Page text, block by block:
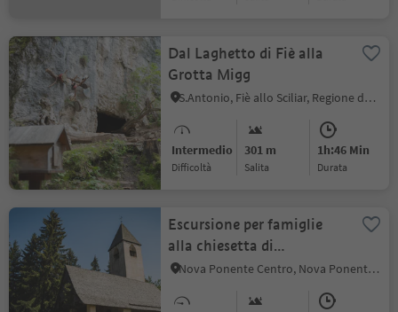
Dal Laghetto di Fiè alla
Grotta Migg
S.Antonio, Fiè allo Sciliar, Regione dolomitica Alpe di Siusi
Intermedio
Difficoltà
301 m
Salita
1h:46 Min
durata
Escursione per famiglie
alla chiesetta di
Sant'Elena
Nova Ponente Centro, Nova Ponente, Regione dolomitica Val d'Ega